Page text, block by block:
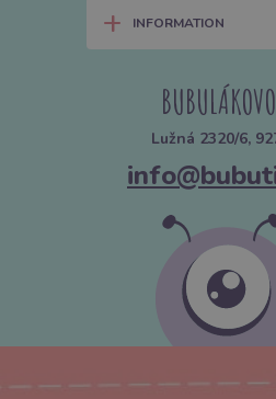
+ INFORMATION
Lužná 2320/6,